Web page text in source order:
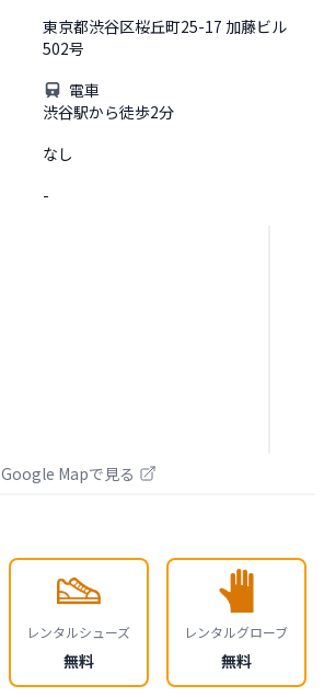
東京都渋谷区桜丘町25-17 加藤ビル
502号
電車
渋谷駅から徒歩2分
なし
-
Google Mapで見る
レンタルシューズ
無料
レンタルグローブ
無料